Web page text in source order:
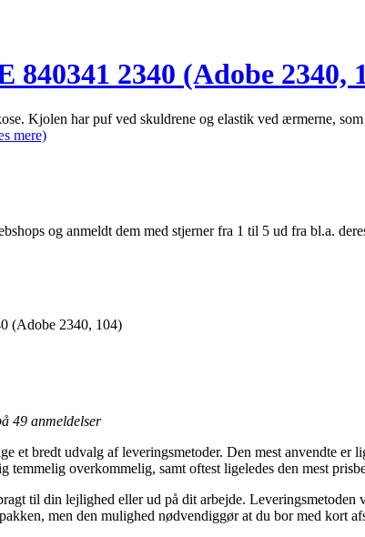
2340 (Adobe 2340,
Kjolen har puf ved skuldrene og elastik ved ærmerne,
mere)
og anmeldt dem med stjerner fra 1 til 5 ud fra bl.a.
(Adobe 2340, 104)
49 anmeldelser
et bredt udvalg af leveringsmetoder. Den mest anvendte
temmelig overkommelig, samt oftest ligeledes den mest
til din lejlighed eller ud på dit arbejde.
men den mulighed nødvendiggør at du bor med kort